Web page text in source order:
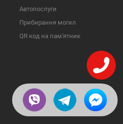
Автопослуги
Прибирання могил
QR код на пам'ятник